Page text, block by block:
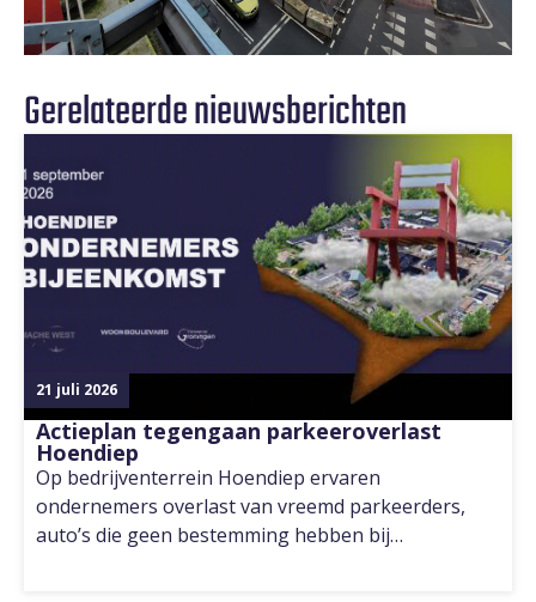
Gerelateerde nieuwsberichten
21 juli 2026
Actieplan tegengaan parkeeroverlast
Hoendiep
Op bedrijventerrein Hoendiep ervaren
ondernemers overlast van vreemd parkeerders,
auto’s die geen bestemming hebben bij…